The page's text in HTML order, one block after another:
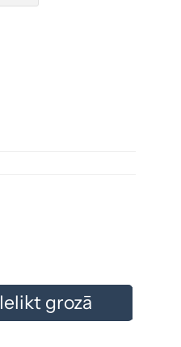
Ielikt grozā